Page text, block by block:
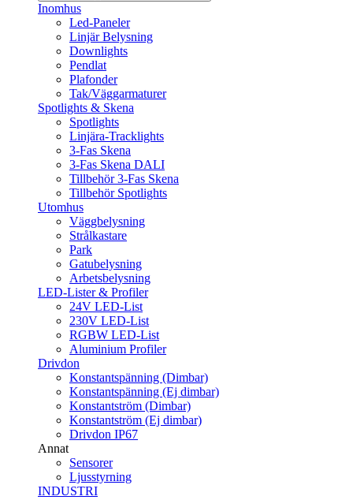
Inomhus
Led-Paneler
Linjär Belysning
Downlights
Pendlat
Plafonder
Tak/Väggarmaturer
Spotlights & Skena
Spotlights
Linjära-Tracklights
3-Fas Skena
3-Fas Skena DALI
Tillbehör 3-Fas Skena
Tillbehör Spotlights
Utomhus
Väggbelysning
Strålkastare
Park
Gatubelysning
Arbetsbelysning
LED-Lister & Profiler
24V LED-List
230V LED-List
RGBW LED-List
Aluminium Profiler
Drivdon
Konstantspänning (Dimbar)
Konstantspänning (Ej dimbar)
Konstantström (Dimbar)
Konstantström (Ej dimbar)
Drivdon IP67
Annat
Sensorer
Ljusstyrning
INDUSTRI